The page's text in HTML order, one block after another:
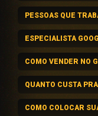
PESSOAS QUE
ESPECIALISTA
COMO VENDER NO
QUANTO CUSTA
COMO COLOCAR